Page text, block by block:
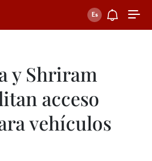
y Shriram
acceso
vehículos